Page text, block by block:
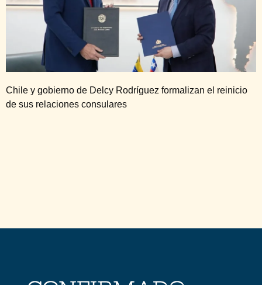
Chile y gobierno de Delcy Rodríguez formalizan el reinicio
de sus relaciones consulares